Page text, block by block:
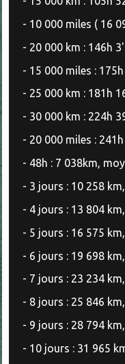
- 10 000 miles ( 16
- 20 000 km : 146h
- 15 000 miles :
- 25 000 km : 181h
- 30 000 km : 224h
- 20 000 miles :
- 48h : 7 038km,
- 3 jours : 10 258
- 4 jours : 13 804
- 5 jours : 16 575
- 6 jours : 19 698
- 7 jours : 23 234
- 8 jours : 25 846
- 9 jours : 28 794
- 10 jours : 31 965